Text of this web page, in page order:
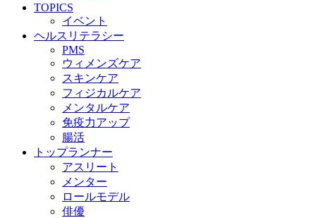
TOPICS
イベント
ヘルスリテラシー
PMS
ウィメンズケア
スキンケア
フィジカルケア
メンタルケア
免疫力アップ
腸活
トップランナー
アスリート
メンター
ロールモデル
俳優